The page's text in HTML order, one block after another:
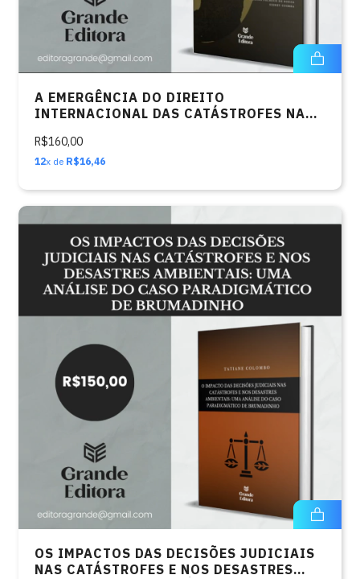
A EMERGÊNCIA DO DIREITO
INTERNACIONAL DAS CATÁSTROFES NA
R$160,00
12x de R$16,46
OS IMPACTOS DAS DECISÕES JUDICIAIS
NAS CATÁSTROFES E NOS DESASTRES